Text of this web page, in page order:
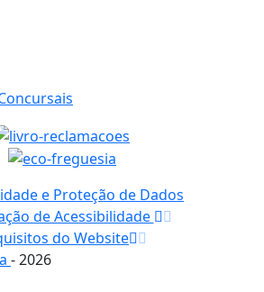
e Proteção de Dados
de Acessibilidade
do Website
- 2026